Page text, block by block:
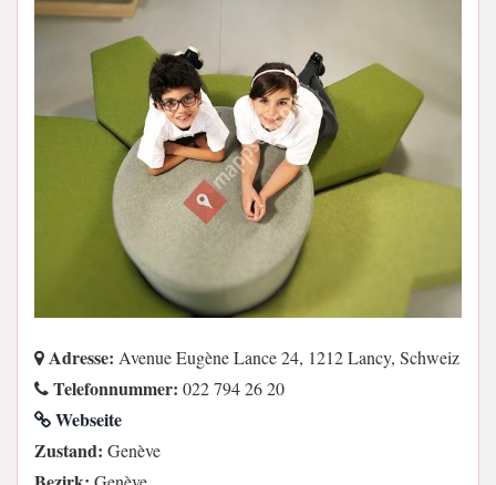
Adresse: Avenue Eugène Lance 24, 1212 Lancy, Schweiz
Telefonnummer: 022 794 26 20
Webseite
Zustand: Genève